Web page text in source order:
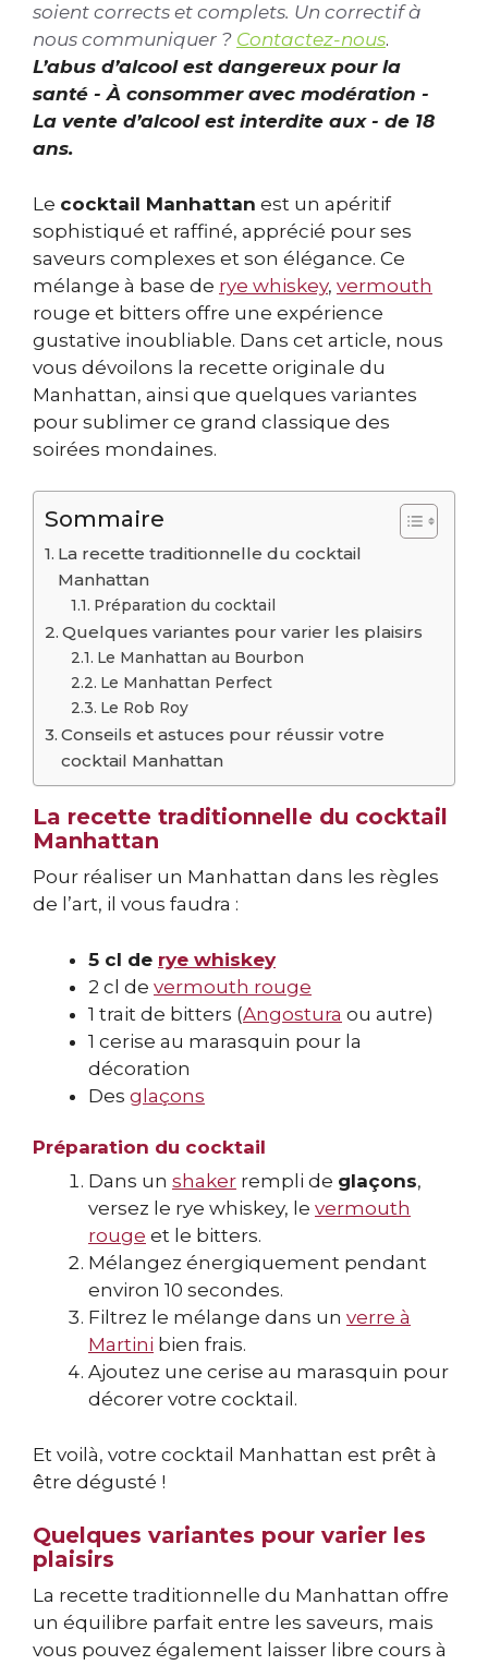
soient corrects et complets. Un correctif à
nous communiquer ? Contactez-nous.
L’abus d’alcool est dangereux pour la
santé - À consommer avec modération -
La vente d’alcool est interdite aux - de 18
ans.
Le cocktail Manhattan est un apéritif
sophistiqué et raffiné, apprécié pour ses
saveurs complexes et son élégance. Ce
mélange à base de rye whiskey, vermouth
rouge et bitters offre une expérience
gustative inoubliable. Dans cet article, nous
vous dévoilons la recette originale du
Manhattan, ainsi que quelques variantes
pour sublimer ce grand classique des
soirées mondaines.
Sommaire
La recette traditionnelle du cocktail
Manhattan
Préparation du cocktail
Quelques variantes pour varier les plaisirs
Le Manhattan au Bourbon
Le Manhattan Perfect
Le Rob Roy
Conseils et astuces pour réussir votre
cocktail Manhattan
La recette traditionnelle du cocktail
Manhattan
Pour réaliser un Manhattan dans les règles
de l’art, il vous faudra :
5 cl de rye whiskey
2 cl de vermouth rouge
1 trait de bitters (Angostura ou autre)
1 cerise au marasquin pour la
décoration
Des glaçons
Préparation du cocktail
Dans un shaker rempli de glaçons,
versez le rye whiskey, le vermouth
rouge et le bitters.
Mélangez énergiquement pendant
environ 10 secondes.
Filtrez le mélange dans un verre à
Martini bien frais.
Ajoutez une cerise au marasquin pour
décorer votre cocktail.
Et voilà, votre cocktail Manhattan est prêt à
être dégusté !
Quelques variantes pour varier les
plaisirs
La recette traditionnelle du Manhattan offre
un équilibre parfait entre les saveurs, mais
vous pouvez également laisser libre cours à